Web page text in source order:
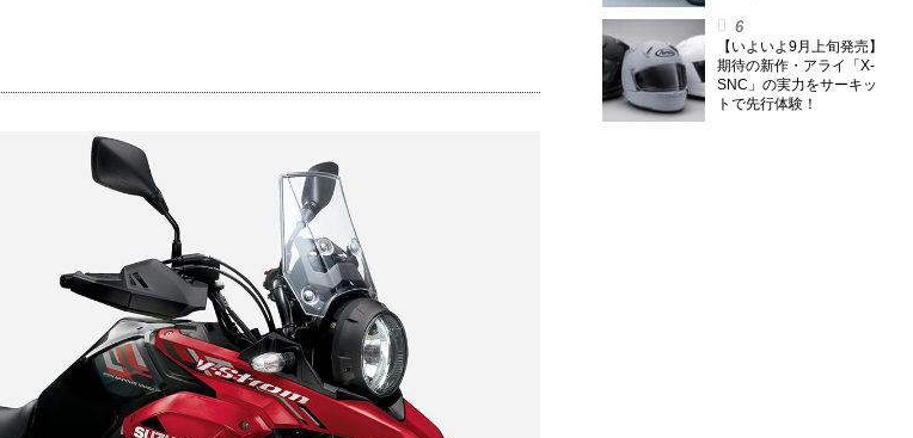
【いよいよ9月上旬発売】
期待の新作・アライ「X-
SNC」の実力をサーキッ
トで先行体験！